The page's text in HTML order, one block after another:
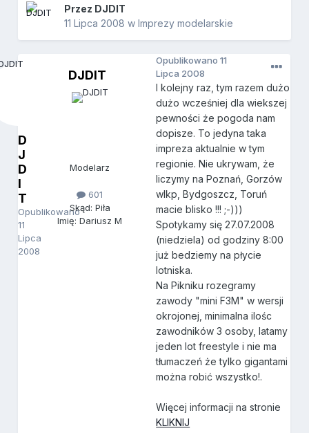
Przez DJDIT
11 Lipca 2008 wImprezy modelarskie
D
J
D
I
T
Opublikowano
11
Lipca
2008
DJDIT
Modelarz
601
Skąd: Piła
Imię: Dariusz M
Opublikowano11
Lipca 2008
I kolejny raz, tym razem dużo
dużo wcześniej dla wiekszej
pewności że pogoda nam
dopisze. To jedyna taka
impreza aktualnie w tym
regionie. Nie ukrywam, że
liczymy na Poznań, Gorzów
wlkp, Bydgoszcz, Toruń
macie blisko !!! ;-)))
Spotykamy się 27.07.2008
(niedziela) od godziny 8:00
już bedziemy na płycie
lotniska.
Na Pikniku rozegramy
zawody "mini F3M" w wersji
okrojonej, minimalna ilośc
zawodników 3 osoby, latamy
jeden lot freestyle i nie ma
tłumaczeń że tylko gigantami
można robić wszystko!.
Więcej informacji na stronie
KLIKNIJ